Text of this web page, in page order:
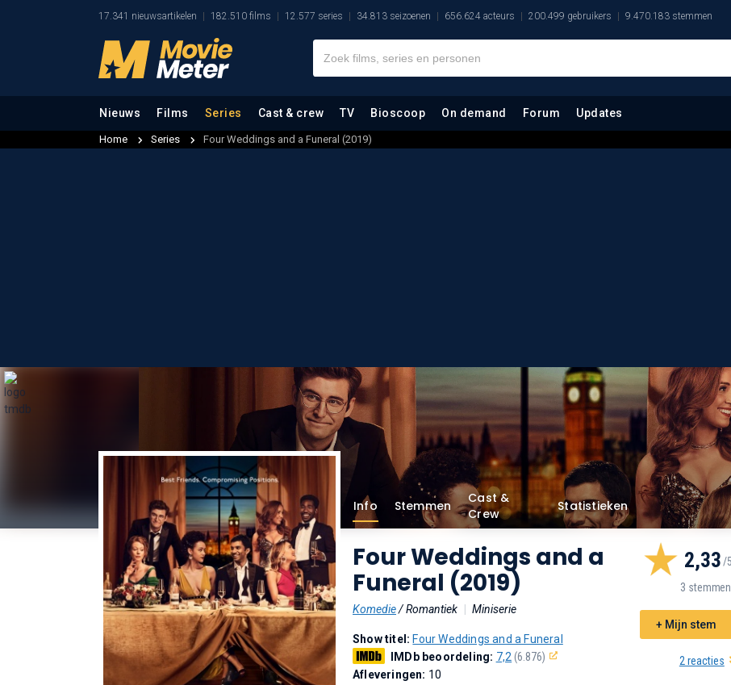
17.341 nieuwsartikelen 182.510 films 12.577 series 34.813 seizoenen 656.624 acteurs 200.499 gebruikers 9.470.183 stemmen
Nieuws Films Series Cast & crew TV Bioscoop On demand Forum Updates
Home Series Four Weddings and a Funeral (2019)
Info Stemmen
Cast &
Crew
Statistieken
Four Weddings and a
Funeral (2019)
Komedie/ Romantiek Miniserie
2,33
3 stemmen
+ Mijn stem
2 reacties
Show titel: Four Weddings and a Funeral
IMDb beoordeling: 7,2 (6.876)
Afleveringen: 10